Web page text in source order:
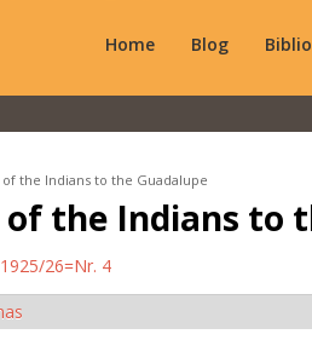
Home Blog
usted aquí
of the Indians to the Guadalupe
of the Indians to
26=Nr. 4